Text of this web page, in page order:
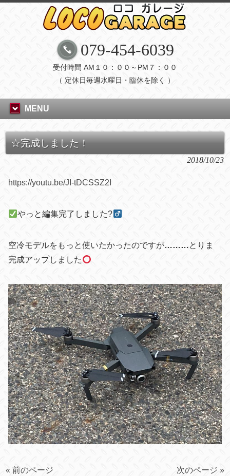
079-454-6039
受付時間 AM１０：００～PM７：００
（ 定休日毎週水曜日・臨休を除く ）
MENU
☆完成しました！
2018/10/23
https://youtu.be/JI-tDCSSZ2I
やっと編集完了しました?‍
空冷モデルをもっと使いたかったのですが………とりま
完成アップしました
« 前のページ 次のページ »